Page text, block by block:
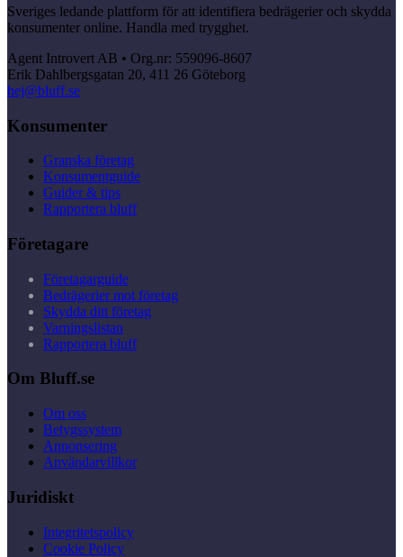
Sveriges ledande plattform för att identifiera bedrägerier och skydda
konsumenter online. Handla med trygghet.
Agent Introvert AB • Org.nr: 559096-8607
Erik Dahlbergsgatan 20, 411 26 Göteborg
hej@bluff.se
Konsumenter
Granska företag
Konsumentguide
Guider & tips
Rapportera bluff
Företagare
Företagarguide
Bedrägerier mot företag
Skydda ditt företag
Varningslistan
Rapportera bluff
Om Bluff.se
Om oss
Betygssystem
Annonsering
Användarvillkor
Juridiskt
Integritetspolicy
Cookie Policy